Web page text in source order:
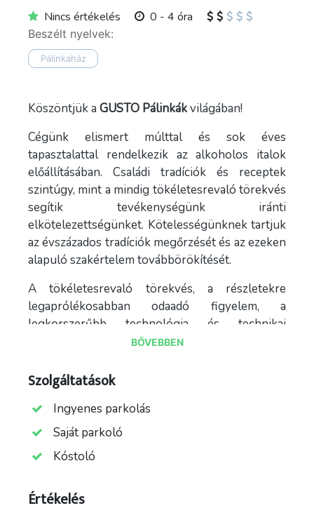
Nincs értékelés 0 - 4 óra
Beszélt nyelvek:
Pálinkaház
Köszöntjük a GUSTO Pálinkákvilágában!
Cégünk elismert múlttal és sok éves
tapasztalattal rendelkezik az alkoholos italok
előállításában. Családi tradíciók és receptek
szintúgy, mint a mindig tökéletesrevaló törekvés
segítik tevékenységünk iránti
elkötelezettségünket. Kötelességünknek tartjuk
az évszázados tradíciók megőrzését és az ezeken
alapuló szakértelem továbbörökítését.
A tökéletesrevaló törekvés, a részletekre
legaprólékosabban odaadó figyelem, a
legkorszerűbb technológia és technikai
felszerelés mind részei annak, hogy e nemes
előállítani, hogy azok a legkifinomultabb
ízlésűeknek is páratlan gasztronómiai élményt
nyújtsanak. Legmagasabb minőségi kategória
eléréséhez hozzájárul az is, hogy pálinka lepárló
üzemünk a magyar gyümölcstermesztés egyik
fellegvárában, Kecskemét mellett Lajosmizsén
napfényben leggazdagabb vidéke, ahol a
BŐVEBBEN
Szolgáltatások
Ingyenes parkolás
Saját parkoló
Kóstoló
Értékelés